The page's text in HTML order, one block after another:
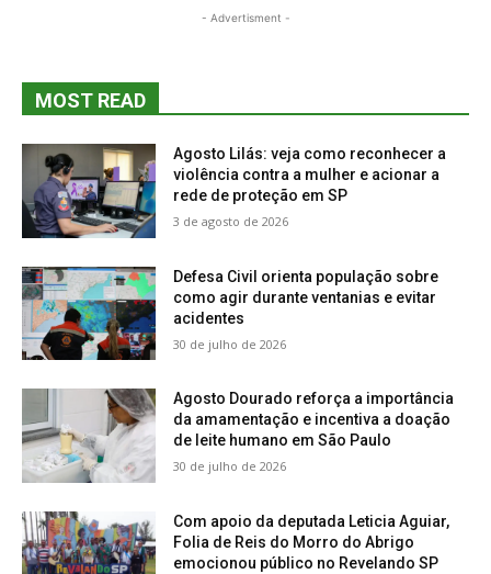
- Advertisment -
MOST READ
Agosto Lilás: veja como reconhecer a
violência contra a mulher e acionar a
rede de proteção em SP
3 de agosto de 2026
Defesa Civil orienta população sobre
como agir durante ventanias e evitar
acidentes
30 de julho de 2026
Agosto Dourado reforça a importância
da amamentação e incentiva a doação
de leite humano em São Paulo
30 de julho de 2026
Com apoio da deputada Leticia Aguiar,
Folia de Reis do Morro do Abrigo
emocionou público no Revelando SP